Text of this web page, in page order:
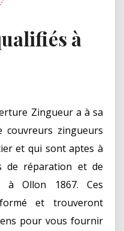
à
Zingueur a à sa
couvreurs zingueurs
et qui sont aptes à
de réparation et de
à Ollon 1867. Ces
et trouveront
pour vous fournir